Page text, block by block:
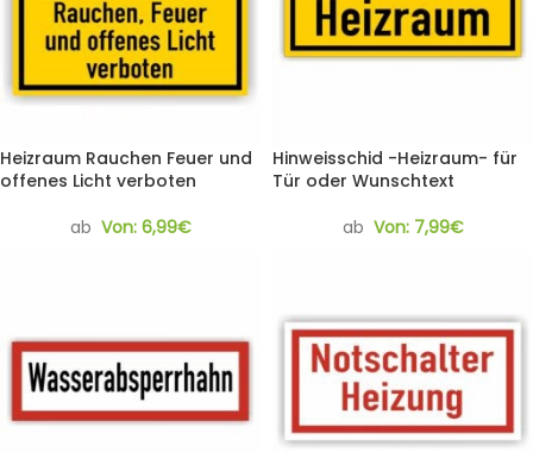
Heizraum Rauchen Feuer und
offenes Licht verboten
ab Von: 6,99€
Hinweisschid -Heizraum- für
Tür oder Wunschtext
ab Von: 7,99€